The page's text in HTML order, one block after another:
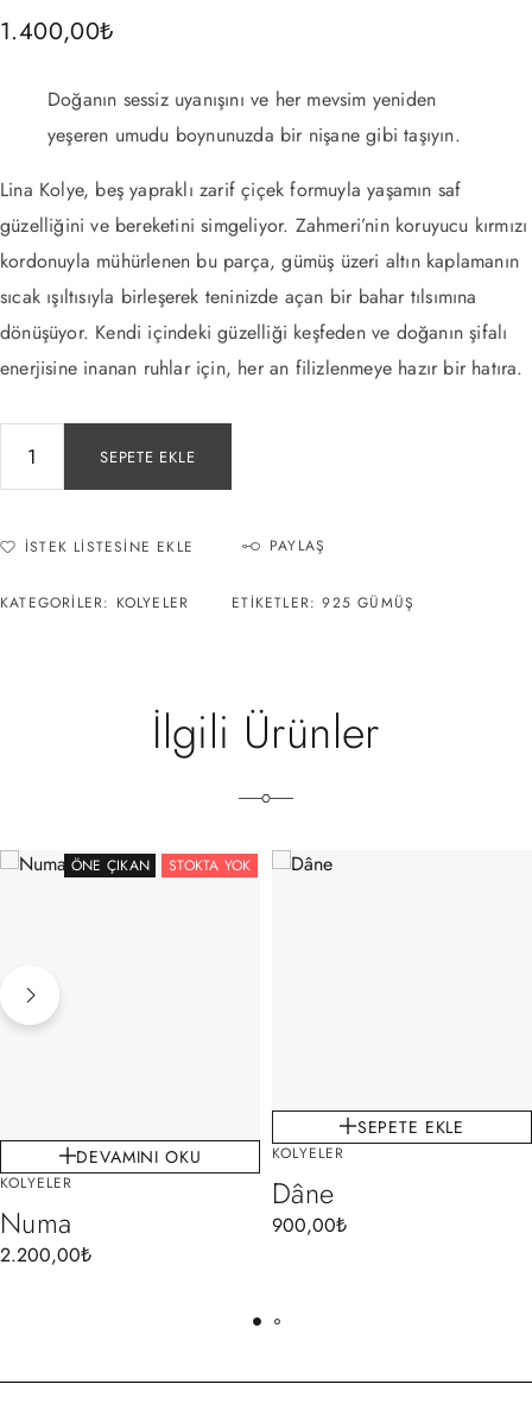
1.400,00₺
Doğanın sessiz uyanışını ve her mevsim yeniden
yeşeren umudu boynunuzda bir nişane gibi taşıyın.
Lina Kolye, beş yapraklı zarif çiçek formuyla yaşamın saf
güzelliğini ve bereketini simgeliyor. Zahmeri’nin koruyucu kırmızı
kordonuyla mühürlenen bu parça, gümüş üzeri altın kaplamanın
sıcak ışıltısıyla birleşerek teninizde açan bir bahar tılsımına
dönüşüyor. Kendi içindeki güzelliği keşfeden ve doğanın şifalı
enerjisine inanan ruhlar için, her an filizlenmeye hazır bir hatıra.
SEPETE EKLE
İSTEK LISTESINE EKLE PAYLAŞ
KATEGORILER: KOLYELER ETIKETLER:925 GÜMÜŞ
İlgili Ürünler
ÖNE ÇIKAN STOKTA YOK
DEVAMINI OKU
KOLYELER
Numa
2.200,00₺
SEPETE EKLE
KOLYELER
Dâne
900,00₺